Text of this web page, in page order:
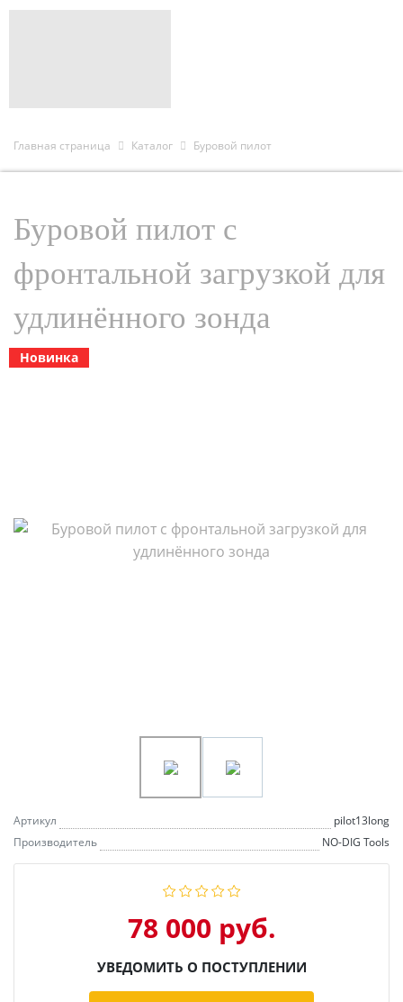
Главная страница Каталог Буровой пилот
Буровой пилот с
фронтальной загрузкой для
удлинённого зонда
Новинка
Артикул
pilot13long
Производитель
NO-DIG Tools
78 000 руб.
УВЕДОМИТЬ О ПОСТУПЛЕНИИ